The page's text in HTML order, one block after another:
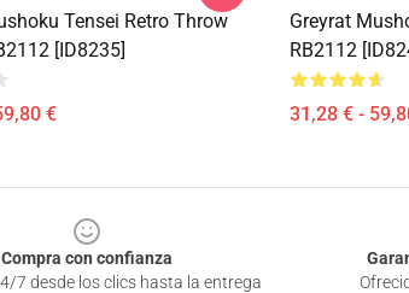
Tensei Retro Throw
[ID8235]
€
Greyrat
RB2112
31,28 € -
Compra con confianza
7 desde los clics hasta la entrega